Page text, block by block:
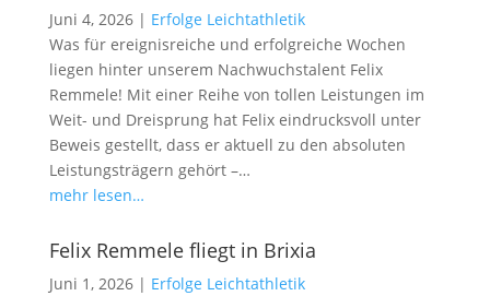
Juni 4, 2026| Erfolge Leichtathletik
Was für ereignisreiche und erfolgreiche Wochen
liegen hinter unserem Nachwuchstalent Felix
Remmele! Mit einer Reihe von tollen Leistungen im
Weit- und Dreisprung hat Felix eindrucksvoll unter
Beweis gestellt, dass er aktuell zu den absoluten
Leistungsträgern gehört –…
mehr lesen…
Felix Remmele fliegt in Brixia
Juni 1, 2026| Erfolge Leichtathletik